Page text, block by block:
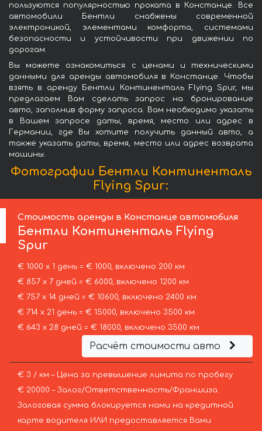
пользуются популярностью проката в Констанце. Все
автомобили Бентли снабжены современной
электроникой, элементами комфорта, системами
безопасности и устойчивости при движении по
дорогам.
Вы можете ознакомиться с ценами и техническими
данными для аренды автомобиля в Констанце. Чтобы
взять в аренду Бентли Континенталь Flying Spur, мы
предлагаем Вам сделать запрос на бронирование
авто, заполнив форму запроса. Вам необходимо указать
в Вашем запросе даты, время, место или адрес в
Германии, где Вы хотите получить данный авто, а
также указать даты, время, место или адрес возврата
машины.
Фотографии Бентли Континенталь
Flying Spur:
Стоимость аренды в Констанце автомобиля
Бентли Континенталь Flying
Spur
€ 1000 х 1 день = € 1000, включено 200 км
€ 857 х 7 дней = € 6000, включено 1200 км
€ 757 х 14 дней = € 10600, включено 2400 км
€ 714 х 21 день = € 15000, включено 3500 км
€ 643 х 28 дней = € 18000, включено 3500 км
Расчёт стоимости авто
€ 3 / км – Цена за превышение лимита по пробегу
€ 20000 – Залог/Ответственность/Франшиза.
Залоговая сумма блокируется нами на кредитной
карте водителя ИЛИ предоставляется Вами